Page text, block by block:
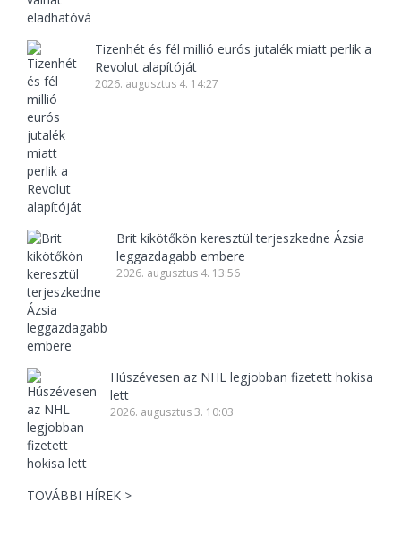
Tizenhét és fél millió eurós jutalék miatt perlik a
Revolut alapítóját
2026. augusztus 4. 14:27
Brit kikötőkön keresztül terjeszkedne Ázsia
leggazdagabb embere
2026. augusztus 4. 13:56
Húszévesen az NHL legjobban fizetett hokisa
lett
2026. augusztus 3. 10:03
TOVÁBBI HÍREK >